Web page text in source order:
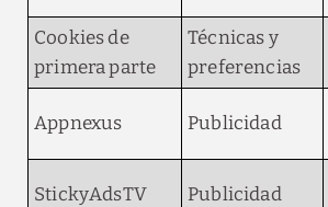
Cookies de
primera parte
Técnicas y
preferencias
Appnexus Publicidad
StickyAdsTV Publicidad